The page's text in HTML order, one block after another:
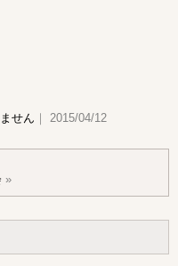
せん ｜ 2015/04/12
»